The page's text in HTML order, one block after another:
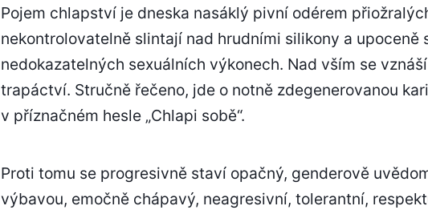
Pojem chlapství je dneska nasáklý pivní odérem
nekontrolovatelně slintají nad hrudními silikony a
nedokazatelných sexuálních výkonech. Nad vším se
trapáctví. Stručně řečeno, jde o notně zdegenerovanou
v příznačném hesle „Chlapi sobě“.
Proti tomu se progresivně staví opačný, genderově
výbavou, emočně chápavý, neagresivní, tolerantní,